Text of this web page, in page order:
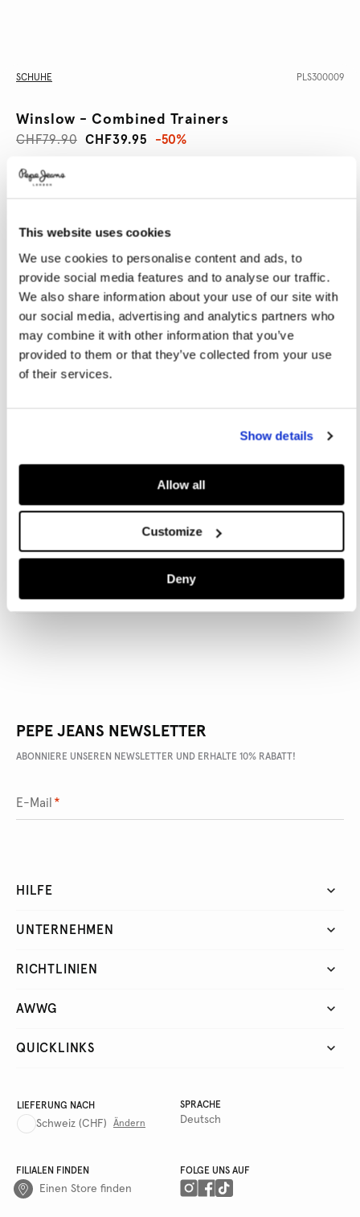
This website uses cookies
We use cookies to personalise content and ads, to
provide social media features and to analyse our traffic.
We also share information about your use of our site with
our social media, advertising and analytics partners who
may combine it with other information that you’ve
provided to them or that they’ve collected from your use
of their services.
Show details
Allow all
Customize
Deny
SCHUHE PLS300009
Winslow - Combined Trainers
CHF39.95
CHF79.90 -50%
GRÖßE AUSWÄHLEN:
36
41 42
Größentabelle
ARTIKEL DETAILS
LIEFERUNG UND RÜCKGABE
PEPE JEANS NEWSLETTER
ABONNIERE UNSEREN NEWSLETTER UND ERHALTE 10% RABATT!
E-Mail *
HILFE
UNTERNEHMEN
RICHTLINIEN
AWWG
QUICKLINKS
LIEFERUNG NACH
Schweiz (CHF) Ändern
SPRACHE
Deutsch
FILIALEN FINDEN
Einen Store finden
FOLGE UNS AUF